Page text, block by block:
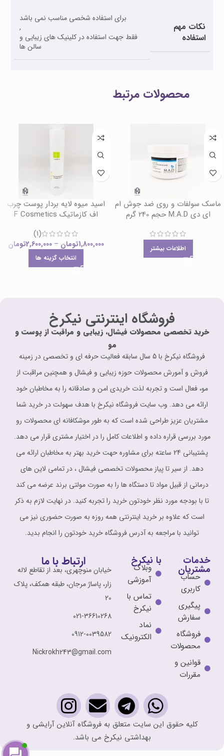
نکات مهم
استفاده
برای استفاده شخصی مناسب نمی باشد
,
فقط جهت استفاده در کلینیک های زیبایی و
سالن ها
محصولات مرتبط
ماسک سولفات و روی ضد جوش ام
ای دی M.A.D حجم 240 گرم
اطلاعات بیشتر
اسید میوه لایه بردار پوست چرب
اف کازماتیک F Cosmetics
(1)
1,800,000تومان –
2,600,000تومان
انتخاب گزینه ها
فروشگاه اینترنتی نیکرخ
خرید تخصصی محصولات فیشال، زیبایی و مراقبت از پوست و
مو
فروشگاه نیکرخ با 5 سال سابقه فعالیت حرفه ای و تخصصی در زمینه
فروش و آمورش محصولات حوزه زیبایی و فیشال و همچنین مراقبت از
مو، فعال است و تجربه لذت خریدی امن و صادقانه را به مخاطبان خود
ارائه می دهد. وب سایت فروشگاه نیکرخ با هدف سهولت در خرید شما
مشتریان عزیز طراحی شده است که به طور موشکافانه ای محصولات رو
مورد بررسی قراره داده و اطلاعات کامل را در اختیار مشتری قرار می دهد.
پشتیبانی 24 ساعته برای مشاوره حهت خرید بهتر به مخاطبان ارائه می
دهد. از سیر تا پیاز محصولات تخصصی فیشال ، در تمامی لاین های
درمانی از قبیل مواد تا دستگاه ها را به صورت مولتی برند عرضه می کند
تا با بودجه مورد نظر خودتون خرید را تجربه کنید. در نهایت لازم به ذکر
است که علاوه بر خرید اینترنتی همه روزه به صورت حضوری نیز می
توانید با مراجعه به آدرس فروشگاه خرید خودتون را انجام بدید.
خدمات
مشتریان
حساب
کاربری
پیگیری
سفارش
فروشگاه
محصولات
قوانین و
مقررات
با نیکرخ
وبلاگ
آموزشی
تماس با
نیکرخ
نماد
الکترونیک
ارتباط با ما
خیابان منوچهری، بعد از تقاطع لاله
زار، پاساژ مرجان، طبقه همکف، پلاک
20
021-36610268
0912-0039582
Nickrokh243@gmail.com
کلیه حقوق این سایت متعلق به فروشگاه آنلاین آرایشی و
بهداشتی نیکرخ می باشد.